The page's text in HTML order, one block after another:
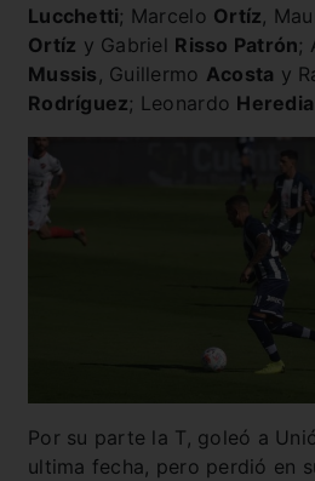
Lucchetti; Marcelo Ortíz,
Ortíz y Gabriel Risso Patrón;
Mussis , Guillermo Acosta y
Rodríguez; Leonardo Heredia
Por su parte la T, goleó a
ultima fecha, pero perdió en